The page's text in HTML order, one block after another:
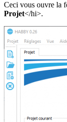
Ceci vous ouvre la
Projet</hi>.